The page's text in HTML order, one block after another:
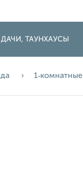
ТАУНХАУСЫ
1‑комнатные